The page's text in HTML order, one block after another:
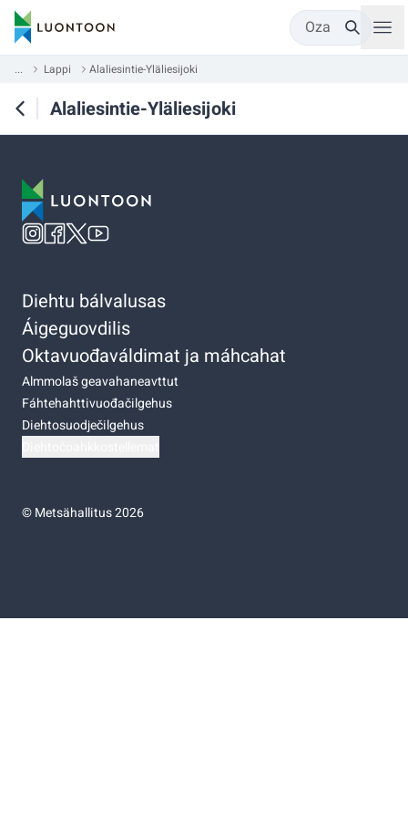
Oza
... Lappi Alaliesintie-Yläliesijoki
Alaliesintie-Yläliesijoki
Diehtu bálvalusas
Áigeguovdilis
Oktavuođaváldimat ja máhcahat
Almmolaš geavahaneavttut
Fáhtehahttivuođačilgehus
Diehtosuodječilgehus
©Metsähallitus 2026